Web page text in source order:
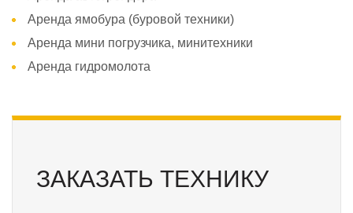
Аренда ямобура (буровой техники)
Аренда мини погрузчика, минитехники
Аренда гидромолота
ЗАКАЗАТЬ ТЕХНИКУ